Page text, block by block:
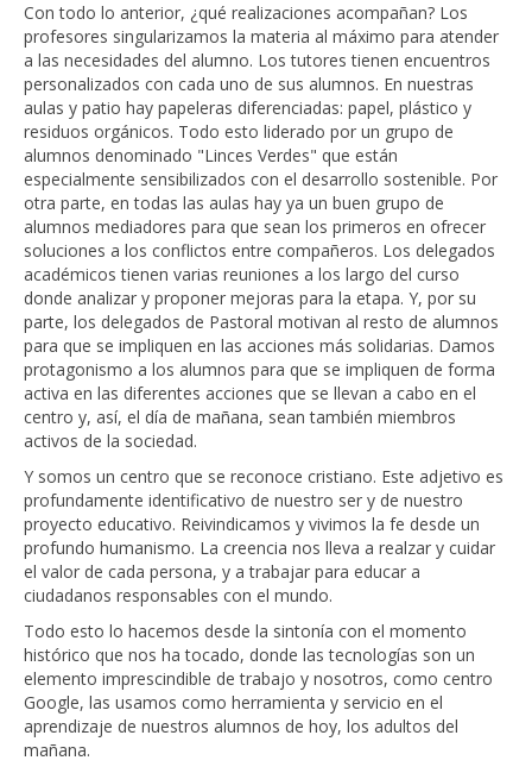
Con todo lo anterior, ¿qué realizaciones acompañan? Los
profesores singularizamos la materia al máximo para atender
a las necesidades del alumno. Los tutores tienen encuentros
personalizados con cada uno de sus alumnos. En nuestras
aulas y patio hay papeleras diferenciadas: papel, plástico y
residuos orgánicos. Todo esto liderado por un grupo de
alumnos denominado "Linces Verdes" que están
especialmente sensibilizados con el desarrollo sostenible. Por
otra parte, en todas las aulas hay ya un buen grupo de
alumnos mediadores para que sean los primeros en ofrecer
soluciones a los conflictos entre compañeros. Los delegados
académicos tienen varias reuniones a los largo del curso
donde analizar y proponer mejoras para la etapa. Y, por su
parte, los delegados de Pastoral motivan al resto de alumnos
para que se impliquen en las acciones más solidarias. Damos
protagonismo a los alumnos para que se impliquen de forma
activa en las diferentes acciones que se llevan a cabo en el
centro y, así, el día de mañana, sean también miembros
activos de la sociedad.
Y somos un centro que se reconoce cristiano. Este adjetivo es
profundamente identificativo de nuestro ser y de nuestro
proyecto educativo. Reivindicamos y vivimos la fe desde un
profundo humanismo. La creencia nos lleva a realzar y cuidar
el valor de cada persona, y a trabajar para educar a
ciudadanos responsables con el mundo.
Todo esto lo hacemos desde la sintonía con el momento
histórico que nos ha tocado, donde las tecnologías son un
elemento imprescindible de trabajo y nosotros, como centro
Google, las usamos como herramienta y servicio en el
aprendizaje de nuestros alumnos de hoy, los adultos del
mañana.